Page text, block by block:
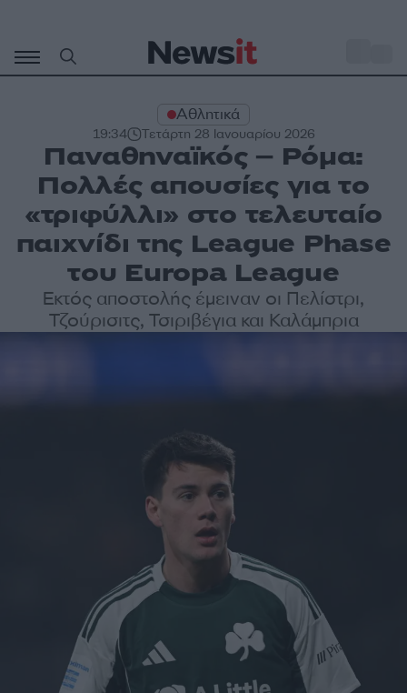
περιεχόμενο
Αθλητικά
19:34 Τετάρτη 28 Ιανουαρίου 2026
Παναθηναϊκός – Ρόμα:
Πολλές απουσίες για το
«τριφύλλι» στο τελευταίο
παιχνίδι της League Phase
του Europa League
Εκτός αποστολής έμειναν οι Πελίστρι,
Τζούρισιτς, Τσιριβέγια και Καλάμπρια